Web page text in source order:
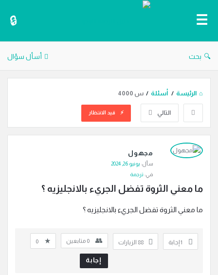
دليل
بحث أسأل سؤال
الرئيسة / أسئلة / س 4000
التالي قيد الانتظار
دليل
الترجمة
أسئلة
مجهول
سأل: يونيو 26, 2024
في: ترجمة
ما معني الثروة تفضل الجريء بالانجليزيه ؟
ما معني الثروة تفضل الجريء بالانجليزيه ؟
‫1 إجابة 88 الزيارات 0 متابعين 0
إجابة